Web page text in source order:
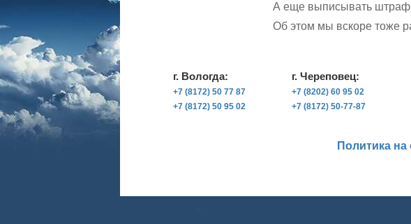
А еще выписывать
Об этом мы вскоре тоже
г. Вологда:
+7 (8172) 50 77 87
+7 (8172) 50 95 02
г. Череповец:
+7 (8202) 60 95 02
+7 (8172) 50-77-87
Политика